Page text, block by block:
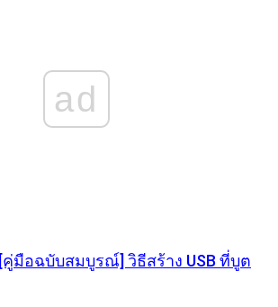
ad
[คู่มือฉบับสมบูรณ์] วิธีสร้าง USB ที่บูต